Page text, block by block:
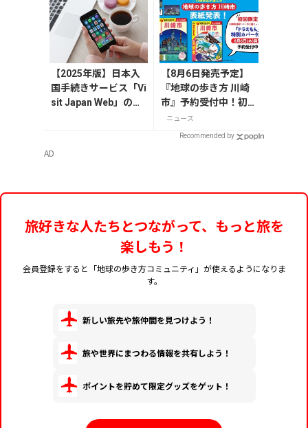
【2025年版】日本入
国手続きサービス「Vi
sit Japan Web」の登
【8月6日発売予定】
『地球の歩き方 川崎
市』予約受付中！初回
限定版は「ドラえも
ん」特別カバー付き
ニュース
Recommended by
AD
旅好きな人たちとつながって、もっと旅を
楽しもう！
会員登録をすると「地球の歩き方コミュニティ」が使えるようになりま
す。
新しい旅先や旅仲間を見つけよう！
旅や世界にまつわる情報を共有しよう！
ポイントを貯めて限定グッズをゲット！